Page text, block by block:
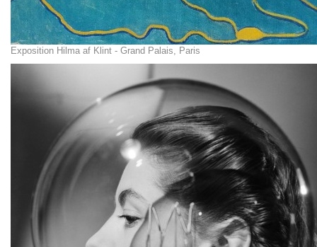
Exposition Hilma af Klint - Grand Palais, Paris